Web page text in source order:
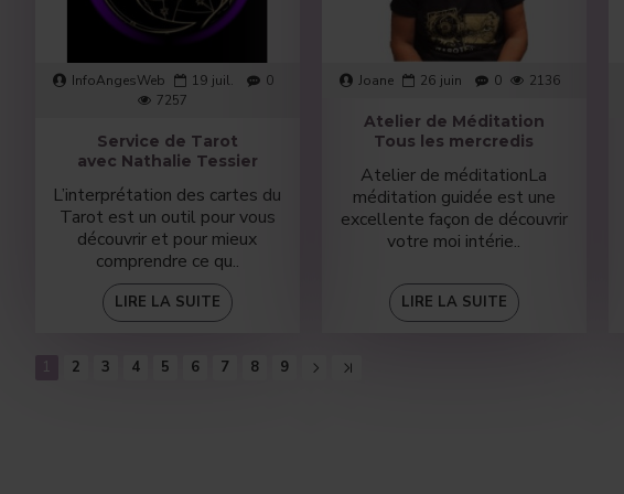
InfoAngesWeb 19 juil.
0
7257
Service de Tarot
avec Nathalie Tessier
L’interprétation des cartes du
Tarot est un outil pour vous
découvrir et pour mieux
comprendre ce qu..
LIRE LA SUITE
Joane 26 juin 0 2136
Atelier de Méditation
Tous les mercredis
Atelier de méditationLa
méditation guidée est une
excellente façon de découvrir
votre moi intérie..
LIRE LA SUITE
1 2 3 4 5 6 7 8 9